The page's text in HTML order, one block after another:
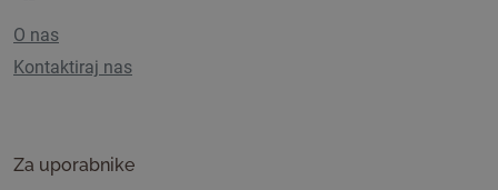
O nas
Kontaktiraj nas
Za uporabnike